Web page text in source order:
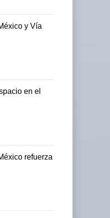
Miguel Ángel Bres
IT-ANÁLISIS: Puerto
y Vía
en el
refuerza